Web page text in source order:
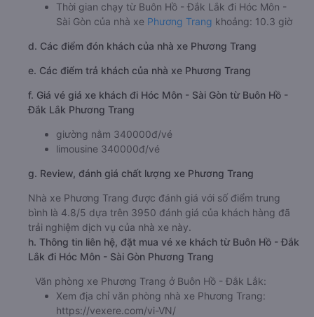
Thời gian chạy từ Buôn Hồ - Đắk Lắk đi Hóc Môn -
Sài Gòn của nhà xe Phương Trang khoảng: 10.3 giờ
d. Các điểm đón khách của nhà xe Phương Trang
e. Các điểm trả khách của nhà xe Phương Trang
f. Giá vé giá xe khách đi Hóc Môn - Sài Gòn từ Buôn Hồ -
Đắk Lắk Phương Trang
giường nằm 340000đ/vé
limousine 340000đ/vé
g. Review, đánh giá chất lượng xe Phương Trang
Nhà xe Phương Trang được đánh giá với số điểm trung
bình là 4.8/5 dựa trên 3950 đánh giá của khách hàng đã
trải nghiệm dịch vụ của nhà xe này.
h. Thông tin liên hệ, đặt mua vé xe khách từ Buôn Hồ - Đắk
Lắk đi Hóc Môn - Sài Gòn Phương Trang
Văn phòng xe Phương Trang ở Buôn Hồ - Đắk Lắk:
Xem địa chỉ văn phòng nhà xe Phương Trang:
https://vexere.com/vi-VN/